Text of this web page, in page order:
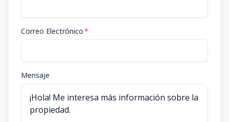
Correo Electrónico*
Mensaje